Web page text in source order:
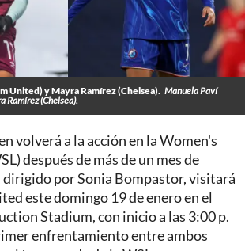
United) y Mayra Ramírez (Chelsea). Manuela Paví
Ramírez (Chelsea).
volverá a la acción en la Women's
después de más de un mes de
dirigido por Sonia Bompastor, visitará
este domingo 19 de enero en el
Stadium, con inicio a las 3:00 p.
enfrentamiento entre ambos